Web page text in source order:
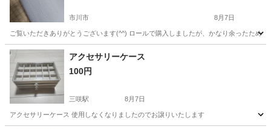
市川市 8月7日
ご覧いただきありがとうございます(^^) ロールで購入しましたが、かなり余ったため
千葉 市川市 その他
アクセサリーケース
100円
三咲駅 8月7日
アクセサリーケース 使用しなくなりましたのでお譲りいたします